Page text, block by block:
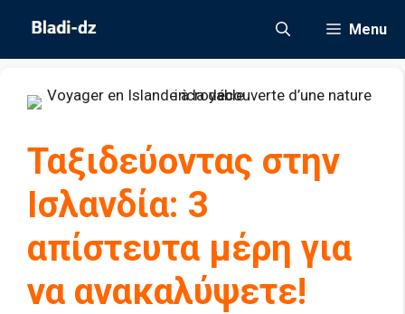
περιεχόμενο
Menu
Ταξιδεύοντας στην
Ισλανδία: 3
απίστευτα μέρη για
να ανακαλύψετε!